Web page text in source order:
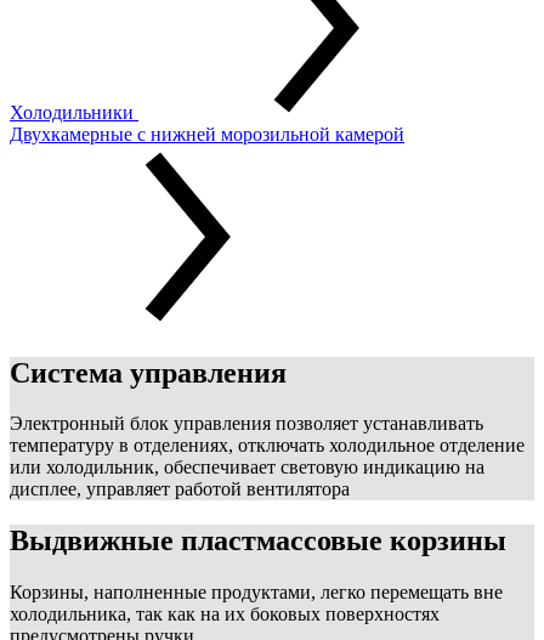
Холодильники
Двухкамерные с нижней морозильной камерой
Система управления
Электронный блок управления позволяет устанавливать
температуру в отделениях, отключать холодильное отделение
или холодильник, обеспечивает световую индикацию на
дисплее, управляет работой вентилятора
Выдвижные пластмассовые корзины
Корзины, наполненные продуктами, легко перемещать вне
холодильника, так как на их боковых поверхностях